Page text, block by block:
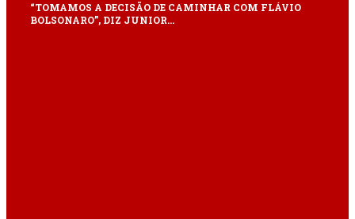
“TOMAMOS A DECISÃO DE CAMINHAR COM FLÁVIO
BOLSONARO”, DIZ JUNIOR…